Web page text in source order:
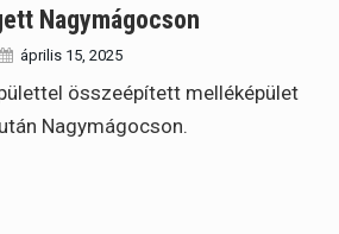
Nagymágocson
április 15, 2025
összeépített melléképület
Nagymágocson.